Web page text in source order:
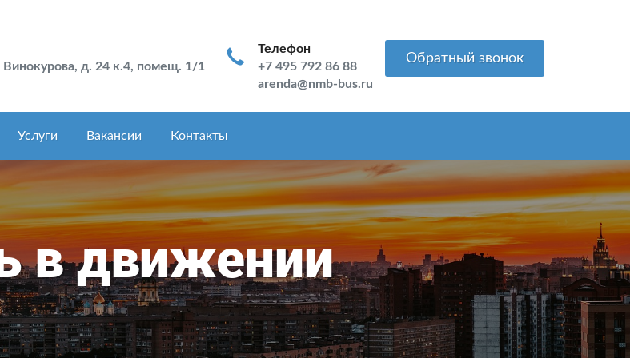
Обратный звонок
Винокурова, д. 24 к.4, помещ. 1/1
Телефон
+7 495 792 86 88
arenda@nmb-bus.ru
Услуги Вакансии Контакты
в движении